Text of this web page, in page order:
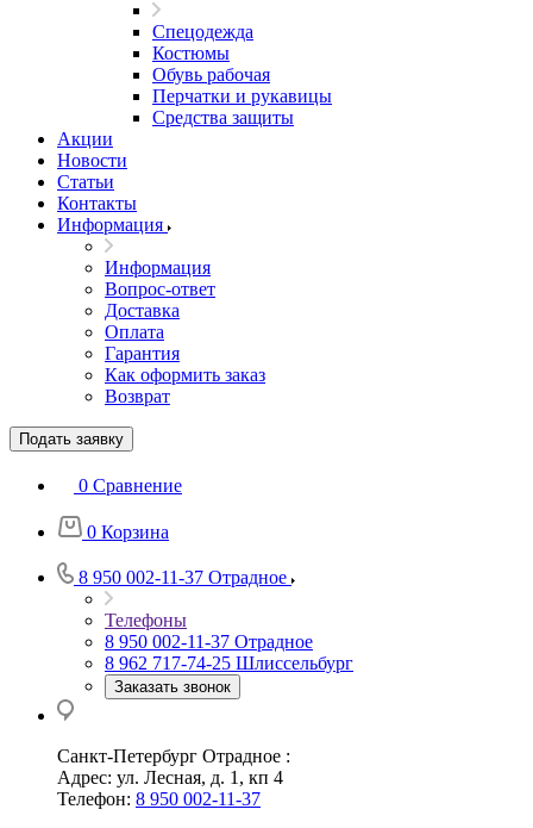
Спецодежда
Костюмы
Обувь рабочая
Перчатки и рукавицы
Средства защиты
Акции
Новости
Статьи
Контакты
Информация
Информация
Вопрос-ответ
Доставка
Оплата
Гарантия
Как оформить заказ
Возврат
Подать заявку
0 Сравнение
0 Корзина
8 950 002-11-37 Отрадное
Телефоны
8 950 002-11-37 Отрадное
8 962 717-74-25 Шлиссельбург
Заказать звонок
Санкт-Петербург Отрадное :
Адрес: ул. Лесная, д. 1, кп 4
Телефон: 8 950 002-11-37